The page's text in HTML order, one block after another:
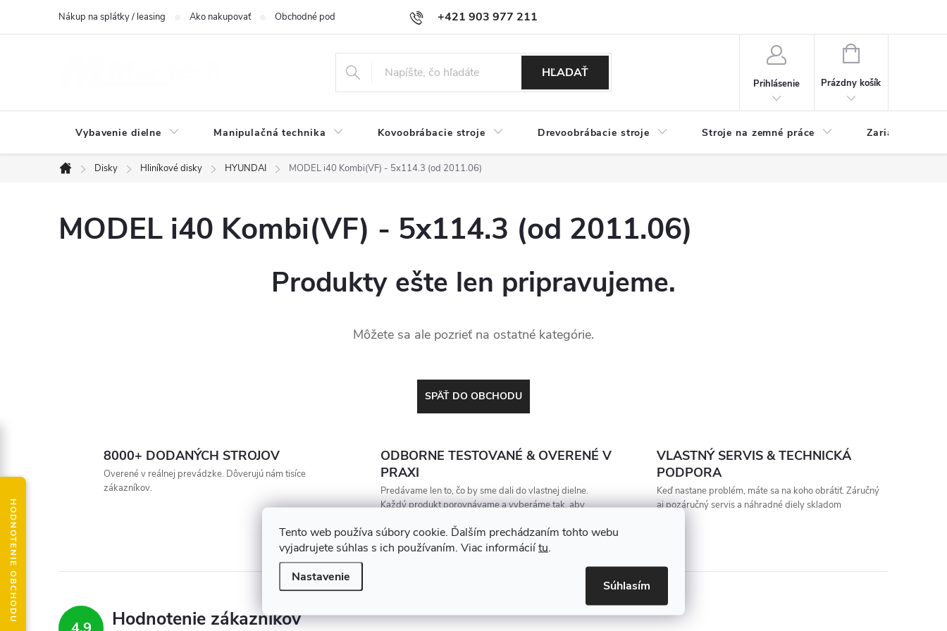
Tento web používa súbory cookie. Ďalším prechádzaním tohto webu
vyjadrujete súhlas s ich používaním. Viac informáciítu.
Nastavenie
Súhlasím
+421 903 977 211
Nákup na splátky / leasing Ako nakupovať Obchodné podmienky Podmienky ochrany osobných údajov
HĽADAŤ
Prihlásenie
NÁKUPNÝ
Prázdny košík
Vybavenie dielne Manipulačná technika Kovoobrábacie stroje Drevoobrábacie stroje Stroje na zemné práce Zariadenia na
Domov
Disky Hliníkové disky HYUNDAI MODEL i40 Kombi(VF) - 5x114.3 (od 2011.06)
MODEL i40 Kombi(VF) - 5x114.3 (od 2011.06)
Produkty ešte len pripravujeme.
Môžete sa ale pozrieť na ostatné kategórie.
SPÄŤ DO OBCHODU
8000+ DODANÝCH STROJOV
Overené v reálnej prevádzke. Dôverujú nám tisíce
zákazníkov.
ODBORNE TESTOVANÉ & OVERENÉ V
PRAXI
Predávame len to, čo by sme dali do vlastnej dielne.
Každý produkt porovnávame a vyberáme tak, aby
VLASTNÝ SERVIS & TECHNICKÁ
PODPORA
Keď nastane problém, máte sa na koho obrátiť. Záručný
aj pozáručný servis a náhradné diely skladom
Hodnotenie zákazníkov
HODNOTENIE OBCHODU